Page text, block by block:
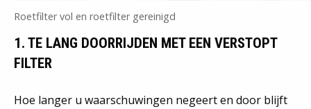
Roetfilter vol en roetfilter gereinigd
1. TE LANG DOORRIJDEN MET EEN VERSTOPT
FILTER
Hoe langer u waarschuwingen negeert en door blijft